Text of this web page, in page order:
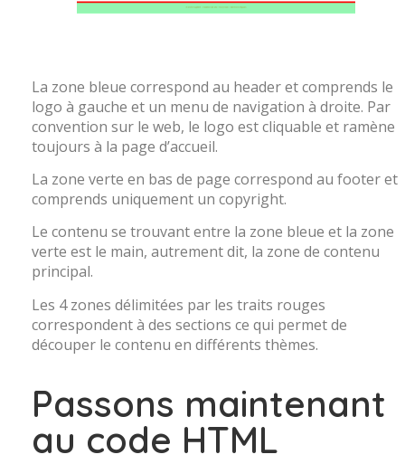
La zone bleue correspond au header et comprends le
logo à gauche et un menu de navigation à droite. Par
convention sur le web, le logo est cliquable et ramène
toujours à la page d’accueil.
La zone verte en bas de page correspond au footer et
comprends uniquement un copyright.
Le contenu se trouvant entre la zone bleue et la zone
verte est le main, autrement dit, la zone de contenu
principal.
Les 4 zones délimitées par les traits rouges
correspondent à des sections ce qui permet de
découper le contenu en différents thèmes.
Passons maintenant
au code HTML